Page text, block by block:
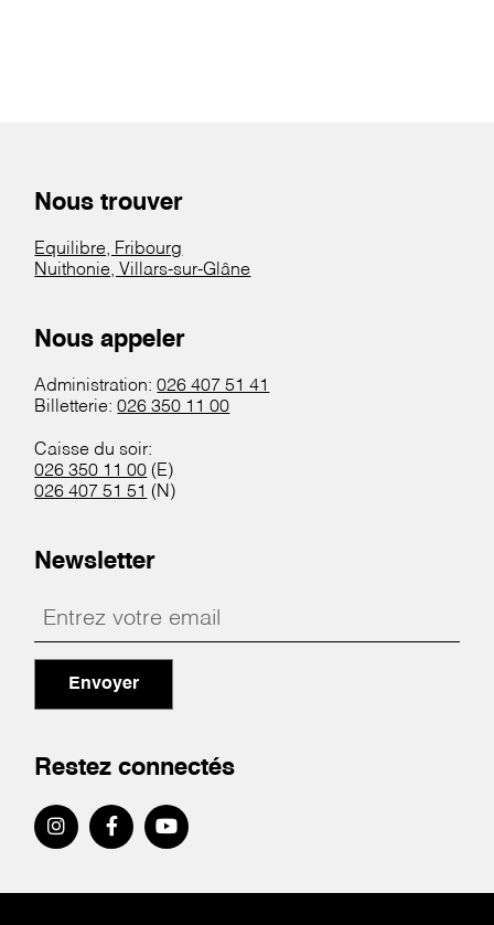
Nous trouver
Equilibre, Fribourg
Nuithonie, Villars-sur-Glâne
Nous appeler
Administration:026 407 51 41
Billetterie:026 350 11 00
Caisse du soir:
026 350 11 00 (E)
026 407 51 51 (N)
Newsletter
Envoyer
Restez connectés